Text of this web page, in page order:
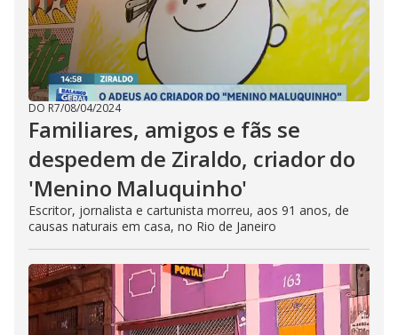
DO R7/08/04/2024
Familiares, amigos e fãs se
despedem de Ziraldo, criador do
'Menino Maluquinho'
Escritor, jornalista e cartunista morreu, aos 91 anos, de
causas naturais em casa, no Rio de Janeiro